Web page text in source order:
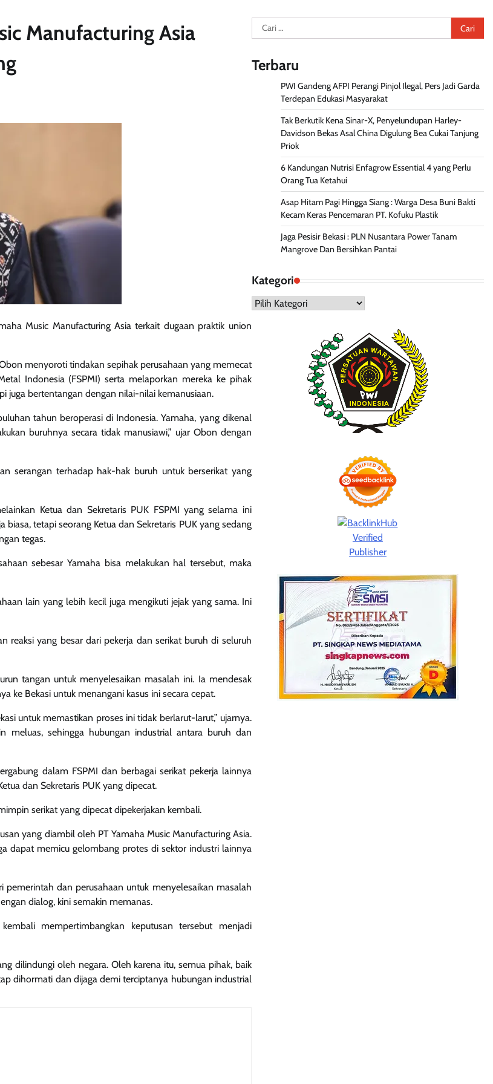
Manufacturing Asia
Music Manufacturing Asia terkait dugaan praktik union
menyoroti tindakan sepihak perusahaan yang memecat
Indonesia (FSPMI) serta melaporkan mereka ke pihak
juga bertentangan dengan nilai-nilai kemanusiaan.
tahun beroperasi di Indonesia. Yamaha, yang dikenal
buruhnya secara tidak manusiawi,” ujar Obon dengan
serangan terhadap hak-hak buruh untuk berserikat yang
Ketua dan Sekretaris PUK FSPMI yang selama ini
tetapi seorang Ketua dan Sekretaris PUK yang sedang
tegas.
sebesar Yamaha bisa melakukan hal tersebut, maka
lain yang lebih kecil juga mengikuti jejak yang sama. Ini
yang besar dari pekerja dan serikat buruh di seluruh
tangan untuk menyelesaikan masalah ini. Ia mendesak
ke Bekasi untuk menangani kasus ini secara cepat.
untuk memastikan proses ini tidak berlarut-larut,” ujarnya.
sehingga hubungan industrial antara buruh dan
dalam FSPMI dan berbagai serikat pekerja lainnya
dan Sekretaris PUK yang dipecat.
serikat yang dipecat dipekerjakan kembali.
yang diambil oleh PT Yamaha Music Manufacturing Asia.
dapat memicu gelombang protes di sektor industri lainnya
dan perusahaan untuk menyelesaikan masalah
dialog, kini semakin memanas.
mempertimbangkan keputusan tersebut menjadi
dilindungi oleh negara. Oleh karena itu, semua pihak, baik
dihormati dan dijaga demi terciptanya hubungan industrial
Cari
untuk:
Terbaru
PWI Gandeng AFPI Perangi Pinjol Ilegal, Pers Jadi Garda
Terdepan Edukasi Masyarakat
Tak Berkutik Kena Sinar-X, Penyelundupan Harley-
Davidson Bekas Asal China Digulung Bea Cukai Tanjung
Priok
6 Kandungan Nutrisi Enfagrow Essential 4 yang Perlu
Orang Tua Ketahui
Asap Hitam Pagi Hingga Siang : Warga Desa Buni Bakti
Kecam Keras Pencemaran PT. Kofuku Plastik
Jaga Pesisir Bekasi : PLN Nusantara Power Tanam
Mangrove Dan Bersihkan Pantai
Kategori
Kategori